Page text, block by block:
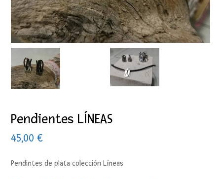
Pendientes LÍNEAS
45,00€
Pendintes de plata colección Líneas